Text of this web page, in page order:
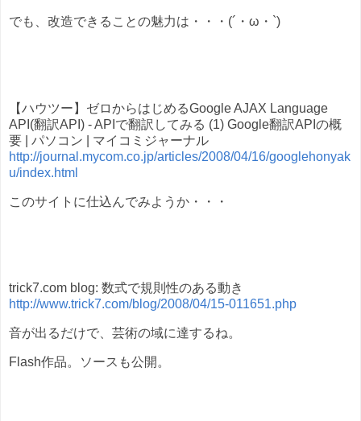
でも、改造できることの魅力は・・・(´・ω・`)
【ハウツー】ゼロからはじめるGoogle AJAX Language
API(翻訳API) - APIで翻訳してみる (1) Google翻訳APIの概
要 | パソコン | マイコミジャーナル
http://journal.mycom.co.jp/articles/2008/04/16/googlehonyak
u/index.html
このサイトに仕込んでみようか・・・
trick7.com blog: 数式で規則性のある動き
http://www.trick7.com/blog/2008/04/15-011651.php
音が出るだけで、芸術の域に達するね。
Flash作品。ソースも公開。